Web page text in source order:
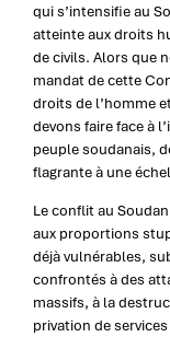
qui s’intensifie au
atteinte aux droits
de civils. Alors que
mandat de cette
droits de l’homme
devons faire face à
peuple soudanais,
flagrante à une
Le conflit au
aux proportions
déjà vulnérables,
confrontés à des
massifs, à la
privation de